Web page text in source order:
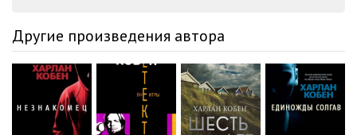
029 08:03
030 08:14
031 08:05
Другие произведения автора